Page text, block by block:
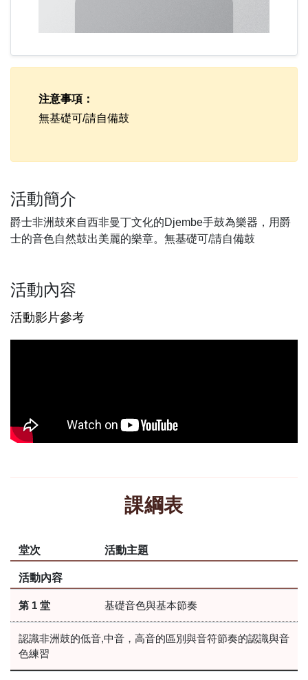
注意事項：
無基礎可/請自備鼓
活動簡介
爵士非洲鼓來自西非曼丁文化的Djembe手鼓為樂器，用爵
士的音色自然鼓出美麗的樂章。無基礎可/請自備鼓
活動內容
活動影片參考
課綱表
堂次 活動主題
活動內容
第 1 堂 基礎音色與基本節奏
認識非洲鼓的低音,中音，高音的區別與音符節奏的認識與音
色練習